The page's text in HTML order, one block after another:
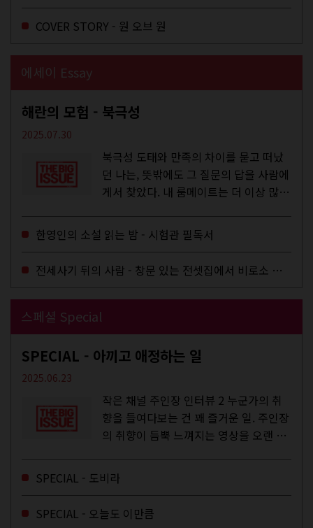
COVER STORY - 원 오브 원
에세이 Essay
해란의 모험 - 북극성
2025.07.30
북극성 도태와 만족의 차이를 묻고 떠났
던 나는, 뜻밖에도 그 질문의 답을 사람에
게서 찾았다. 내 룸메이트는 더 이상 많은
한영인의 소설 읽는 밤 - 시험관 필독서
전세사기 뒤의 사람 - 창문 있는 전셋집에서 비로소 겨울 이불을 샀다
스페셜 Special
SPECIAL - 아끼고 애정하는 일
2025.06.23
작은 채널 주인장 인터뷰 2 누군가의 취
향을 들여다보는 건 꽤 즐거운 일. 주인장
의 취향이 듬뿍 느껴지는 영상을 오랜 시
에 스며드는 경험을 하기도 한다. 좀처럼
듣지 않던 장르의 노래를...
SPECIAL - 도비라
SPECIAL - 오늘도 이만큼